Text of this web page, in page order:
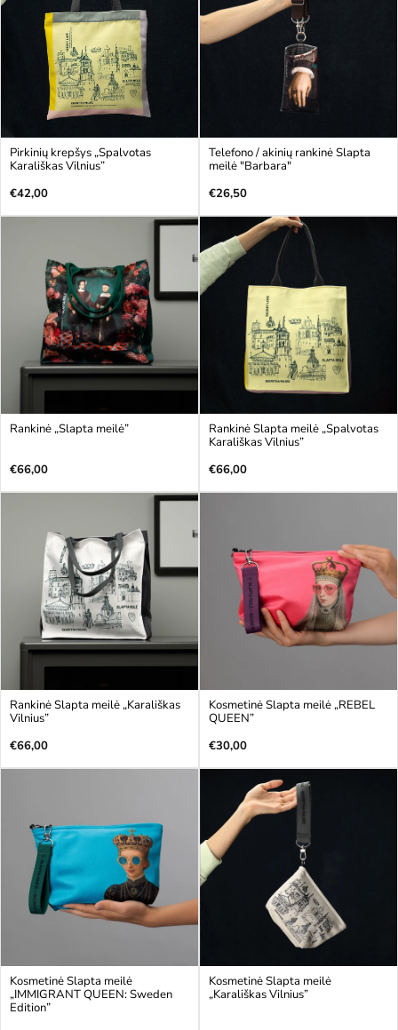
Pirkinių krepšys „Spalvotas
Karališkas Vilnius”
Įprasta
€42,00
Telefono / akinių rankinė Slapta
meilė "Barbara"
Įprasta
€26,50
Rankinė „Slapta meilė”
Įprasta
€66,00
Rankinė Slapta meilė „Spalvotas
Karališkas Vilnius”
Įprasta
€66,00
Rankinė Slapta meilė „Karališkas
Vilnius”
Įprasta
€66,00
Kosmetinė Slapta meilė „REBEL
QUEEN”
Įprasta
€30,00
Kosmetinė Slapta meilė
„IMMIGRANT QUEEN: Sweden
Edition”
Kosmetinė Slapta meilė
„Karališkas Vilnius”